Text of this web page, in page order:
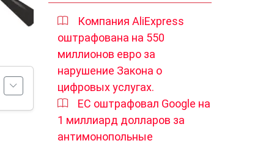
Компания AliExpress
оштрафована на 550
миллионов евро за
нарушение Закона о
цифровых услугах.
ЕС оштрафовал Google на
1 миллиард долларов за
антимонопольные